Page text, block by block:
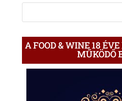
A FOOD & WINE 18
MŰKÖDŐ